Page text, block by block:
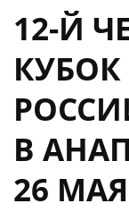
12-Й
В
26